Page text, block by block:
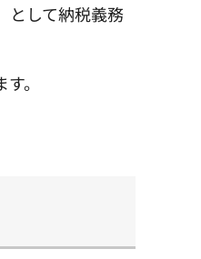
として納税義務
。